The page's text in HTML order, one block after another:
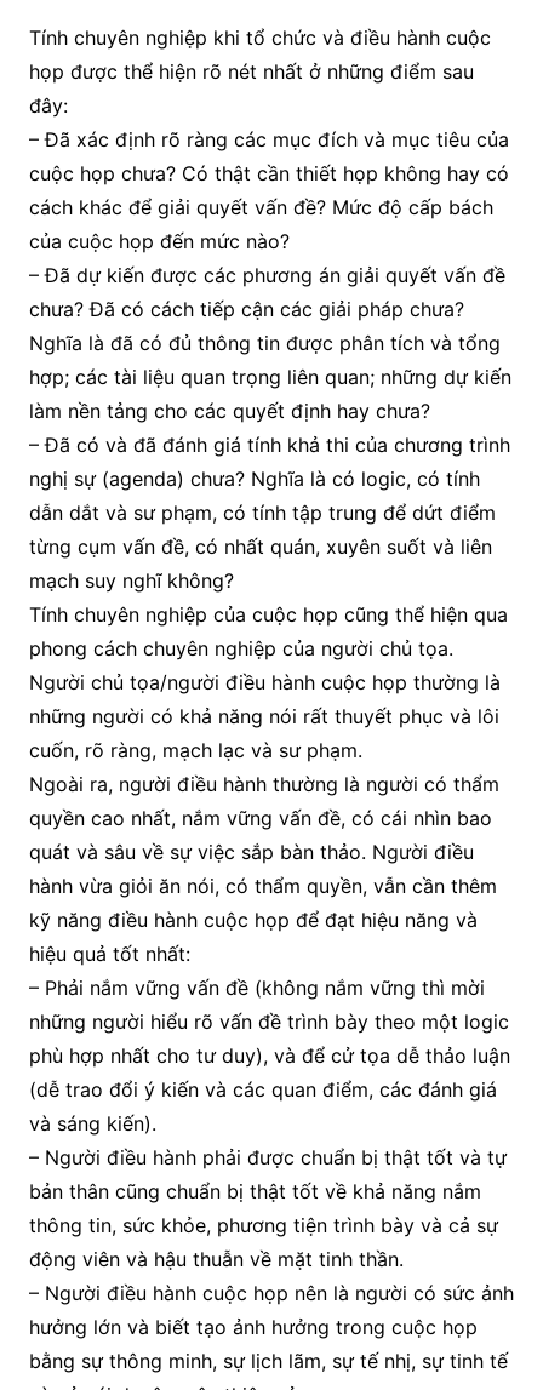
Tính chuyên nghiệp khi tổ chức và điều hành cuộc
họp được thể hiện rõ nét nhất ở những điểm sau
đây:
– Đã xác định rõ ràng các mục đích và mục tiêu của
cuộc họp chưa? Có thật cần thiết họp không hay có
cách khác để giải quyết vấn đề? Mức độ cấp bách
của cuộc họp đến mức nào?
– Đã dự kiến được các phương án giải quyết vấn đề
chưa? Đã có cách tiếp cận các giải pháp chưa?
Nghĩa là đã có đủ thông tin được phân tích và tổng
hợp; các tài liệu quan trọng liên quan; những dự kiến
làm nền tảng cho các quyết định hay chưa?
– Đã có và đã đánh giá tính khả thi của chương trình
nghị sự (agenda) chưa? Nghĩa là có logic, có tính
dẫn dắt và sư phạm, có tính tập trung để dứt điểm
từng cụm vấn đề, có nhất quán, xuyên suốt và liên
mạch suy nghĩ không?
Tính chuyên nghiệp của cuộc họp cũng thể hiện qua
phong cách chuyên nghiệp của người chủ tọa.
Người chủ tọa/người điều hành cuộc họp thường là
những người có khả năng nói rất thuyết phục và lôi
cuốn, rõ ràng, mạch lạc và sư phạm.
Ngoài ra, người điều hành thường là người có thẩm
quyền cao nhất, nắm vững vấn đề, có cái nhìn bao
quát và sâu về sự việc sắp bàn thảo. Người điều
hành vừa giỏi ăn nói, có thẩm quyền, vẫn cần thêm
kỹ năng điều hành cuộc họp để đạt hiệu năng và
hiệu quả tốt nhất:
– Phải nắm vững vấn đề (không nắm vững thì mời
những người hiểu rõ vấn đề trình bày theo một logic
phù hợp nhất cho tư duy), và để cử tọa dễ thảo luận
(dễ trao đổi ý kiến và các quan điểm, các đánh giá
và sáng kiến).
– Người điều hành phải được chuẩn bị thật tốt và tự
bản thân cũng chuẩn bị thật tốt về khả năng nắm
thông tin, sức khỏe, phương tiện trình bày và cả sự
động viên và hậu thuẫn về mặt tinh thần.
– Người điều hành cuộc họp nên là người có sức ảnh
hưởng lớn và biết tạo ảnh hưởng trong cuộc họp
bằng sự thông minh, sự lịch lãm, sự tế nhị, sự tinh tế